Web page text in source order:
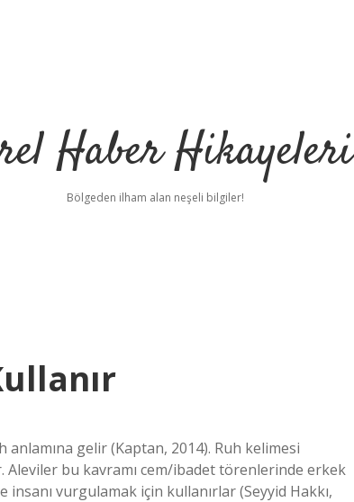
Haber Hikayeleri
Bölgeden ilham alan neşeli bilgiler!
gelir (Kaptan, 2014). Ruh kelimesi
bu kavramı cem/ibadet törenlerinde erkek
insanı vurgulamak için kullanırlar (Seyyid Hakkı,